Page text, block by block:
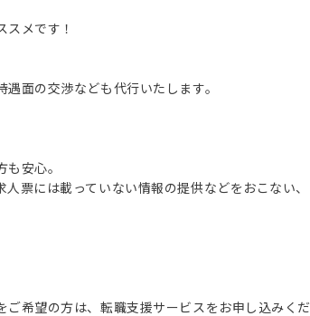
メです！
面の交渉なども代行いたします。
安心。
票には載っていない情報の提供などをおこない、
希望の方は、転職支援サービスをお申し込みくだ